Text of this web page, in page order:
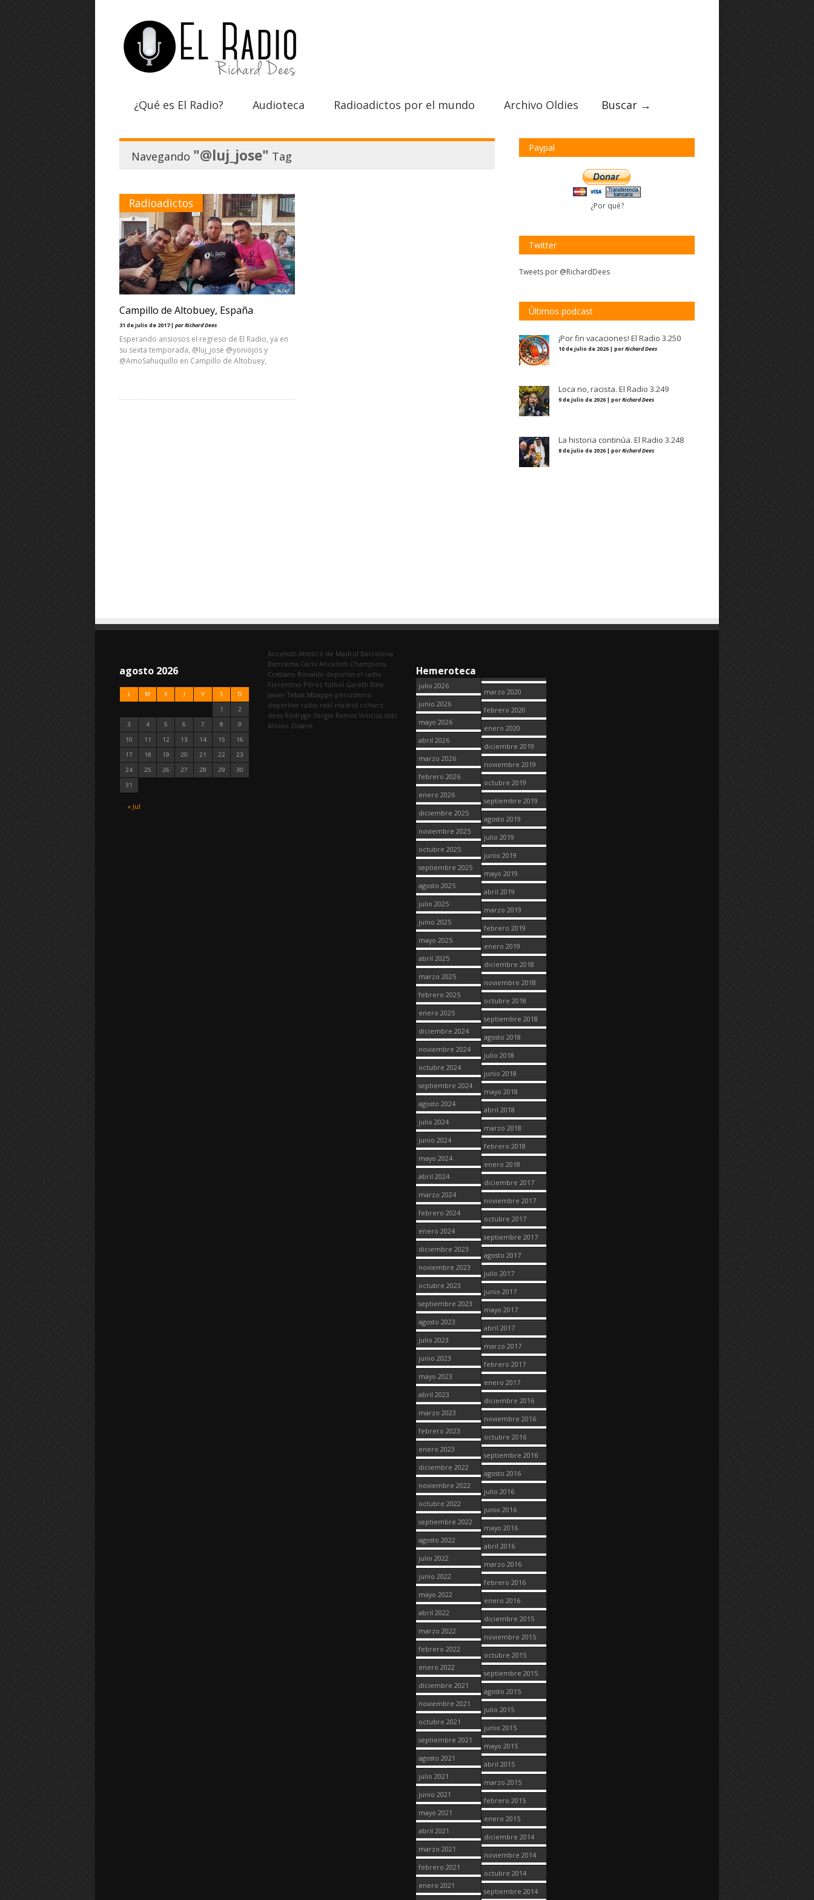
¿Qué es El Radio? Audioteca Radioadictos por el mundo Archivo Oldies Buscar →
Navegando "@luj_jose" Tag
Radioadictos
Campillo de Altobuey, España
31 de julio de 2017 | por Richard Dees
Esperando ansiosos el regreso de El Radio, ya en
su sexta temporada, @luj_jose @yoniojos y
@AmoSahuquillo en Campillo de Altobuey,
Paypal
¿Por qué?
Twitter
Tweets por @RichardDees
Últimos podcast
¡Por fin vacaciones! El Radio 3.250
10 de julio de 2026 | porRichard Dees
Loca no, racista. El Radio 3.249
9 de julio de 2026 | porRichard Dees
La historia continúa. El Radio 3.248
8 de julio de 2026 | porRichard Dees
agosto 2026
L M X J V S D
« Jul
1
2
3
4 5 6 7 8
9
10
11 12 13 14 15
16
17
18 19 20 21 22
23
24
25 26 27 28 29
30
31
Ancelotti Atletico de Madrid Barcelona
Benzema Carlo Ancelotti Champions
Cristiano Ronaldo deportes el radio
Florentino Pérez fútbol Gareth Bale
Javier Tebas Mbappe periodismo
deportivo radio real madrid richard
dees Rodrygo Sergio Ramos Vinicius Xabi
Alonso Zidane
Hemeroteca
julio 2026
junio 2026
mayo 2026
abril 2026
marzo 2026
febrero 2026
enero 2026
diciembre 2025
noviembre 2025
octubre 2025
septiembre 2025
agosto 2025
julio 2025
junio 2025
mayo 2025
abril 2025
marzo 2025
febrero 2025
enero 2025
diciembre 2024
noviembre 2024
octubre 2024
septiembre 2024
agosto 2024
julio 2024
junio 2024
mayo 2024
abril 2024
marzo 2024
febrero 2024
enero 2024
diciembre 2023
noviembre 2023
octubre 2023
septiembre 2023
agosto 2023
julio 2023
junio 2023
mayo 2023
abril 2023
marzo 2023
febrero 2023
enero 2023
diciembre 2022
noviembre 2022
octubre 2022
septiembre 2022
agosto 2022
julio 2022
junio 2022
mayo 2022
abril 2022
marzo 2022
febrero 2022
enero 2022
diciembre 2021
noviembre 2021
octubre 2021
septiembre 2021
agosto 2021
julio 2021
junio 2021
mayo 2021
abril 2021
marzo 2021
febrero 2021
enero 2021
marzo 2020
febrero 2020
enero 2020
diciembre 2019
noviembre 2019
octubre 2019
septiembre 2019
agosto 2019
julio 2019
junio 2019
mayo 2019
abril 2019
marzo 2019
febrero 2019
enero 2019
diciembre 2018
noviembre 2018
octubre 2018
septiembre 2018
agosto 2018
julio 2018
junio 2018
mayo 2018
abril 2018
marzo 2018
febrero 2018
enero 2018
diciembre 2017
noviembre 2017
octubre 2017
septiembre 2017
agosto 2017
julio 2017
junio 2017
mayo 2017
abril 2017
marzo 2017
febrero 2017
enero 2017
diciembre 2016
noviembre 2016
octubre 2016
septiembre 2016
agosto 2016
julio 2016
junio 2016
mayo 2016
abril 2016
marzo 2016
febrero 2016
enero 2016
diciembre 2015
noviembre 2015
octubre 2015
septiembre 2015
agosto 2015
julio 2015
junio 2015
mayo 2015
abril 2015
marzo 2015
febrero 2015
enero 2015
diciembre 2014
noviembre 2014
octubre 2014
septiembre 2014